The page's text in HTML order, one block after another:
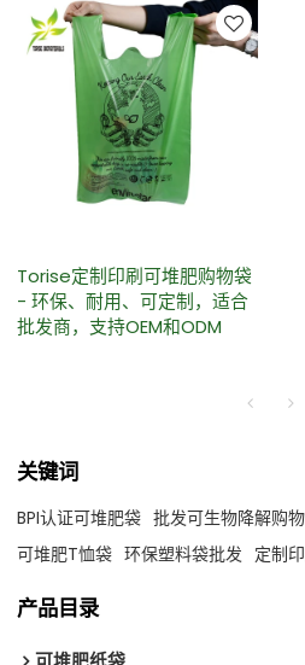
Torise定制印刷可堆肥购物袋
- 环保、耐用、可定制，适合
批发商，支持OEM和ODM
关键词
BPI认证可堆肥袋 批发可生物降解购
可堆肥T恤袋 环保塑料袋批发 定制
产品目录